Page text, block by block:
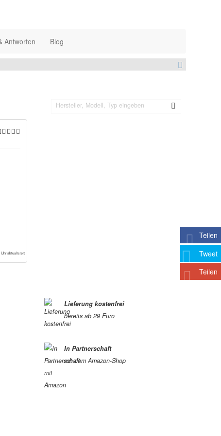
Antworten Blog
Teilen
Tweet
Teilen
Uhr aktualisiert
Lieferung kostenfrei
bereits ab 29 Euro
In Partnerschaft
mit dem Amazon-Shop